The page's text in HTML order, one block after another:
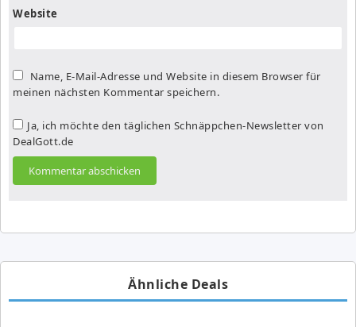
Website
Name, E-Mail-Adresse und Website in diesem Browser für
meinen nächsten Kommentar speichern.
Ja, ich möchte den täglichen Schnäppchen-Newsletter von
DealGott.de
Ähnliche Deals